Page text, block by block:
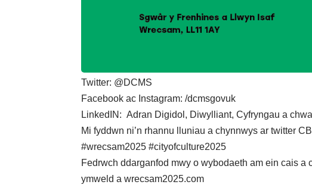
Twitter: @DCMS
Facebook ac Instagram: /dcmsgovuk
LinkedIN: Adran Digidol, Diwylliant, Cyfryngau a
Mi fyddwn ni’n rhannu lluniau a chynnwys ar twitter
#wrecsam2025 #cityofculture2025
Fedrwch ddarganfod mwy o wybodaeth am ein cais
ymweld a wrecsam2025.com